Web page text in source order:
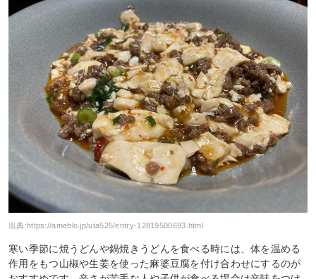
出典: https://ameblo.jp/uta525/entry-12819500693.html
寒い季節に焼うどんや鍋焼きうどんを食べる時には、体を温める
作用をもつ山椒や生姜を使った麻婆豆腐を付け合わせにするのが